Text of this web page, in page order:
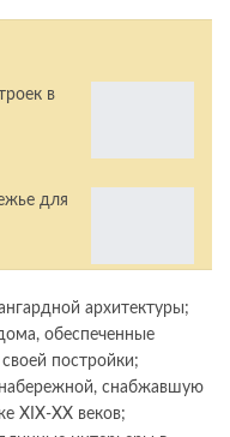
в
для
архитектуры;
обеспеченные
постройки;
снабжавшую
XIX-XX веков;